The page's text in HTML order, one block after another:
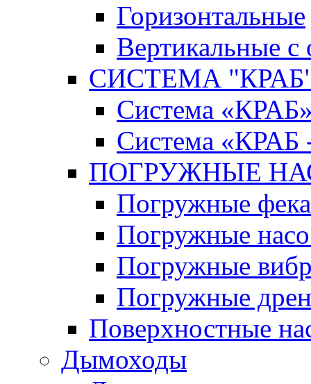
Горизонтальные
Вертикальные
СИСТЕМА
Система
Система «КРАБ
ПОГРУЖНЫЕ
Погружные
Погружные
Погружные
Погружные
Поверхностные
Дымоходы